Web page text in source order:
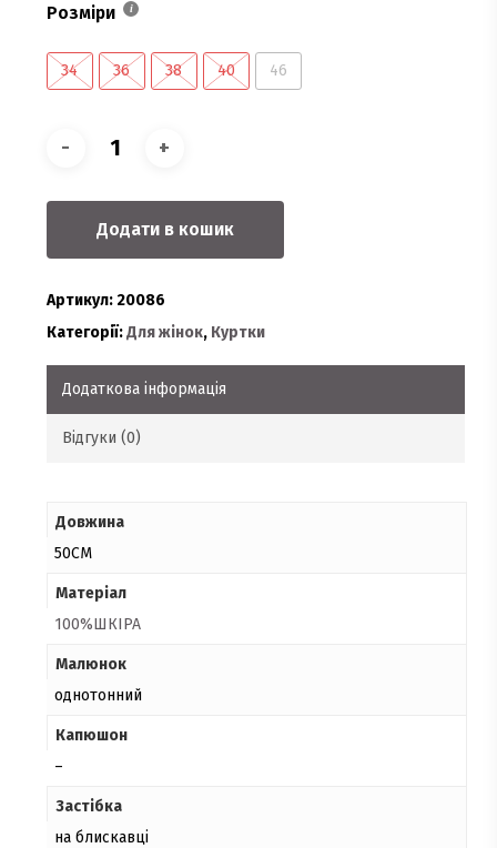
Розміри
34 36 38 40 46
Додати в кошик
Артикул:20086
Категорії:Для жінок, Куртки
Додаткова інформація
Відгуки (0)
Довжина
50СМ
Матеріал
100%ШКІРА
Малюнок
однотонний
Капюшон
–
Застібка
на блискавці